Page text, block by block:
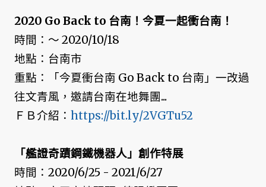
2020 Go Back to 台南！今夏一起衝台南！
時間：～ 2020/10/18
地點：台南市
重點：「今夏衝台南 Go Back to 台南」一改過
往文青風，邀請台南在地舞團...
ＦＢ介紹： https://bit.ly/2VGTu52
「艦證奇蹟鋼鐵機器人」創作特展
時間：2020/6/25 - 2021/6/27